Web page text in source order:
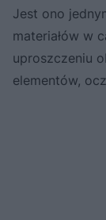
Jest ono
materiałów w
uproszczeniu
elementów,